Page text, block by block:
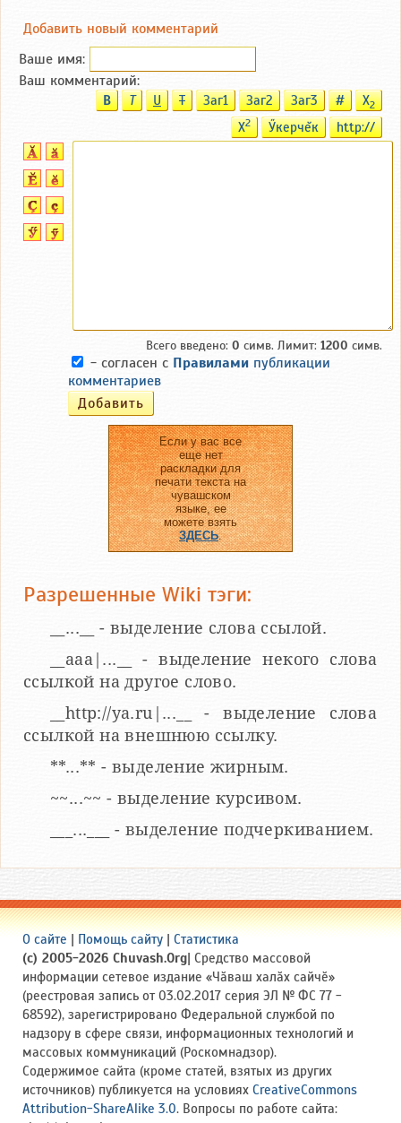
Добавить новый комментарий
Ваше имя:
Ваш комментарий:
B T U T Заг1 Заг2 Заг3 # X2
X2 Ӳкерчĕк http://
Всего введено: 0 симв. Лимит: 1200 симв.
- согласен с Правилами публикации
комментариев
Если у вас все
еще нет
раскладки для
печати текста на
чувашском
языке, ее
можете взять
ЗДЕСЬ.
Разрешенные Wiki тэги:
__...__ - выделение слова ссылой.
__aaa|...__ - выделение некого слова
ссылкой на другое слово.
__http://ya.ru|...__ - выделение слова
ссылкой на внешнюю ссылку.
**...** - выделение жирным.
~~...~~ - выделение курсивом.
___...___ - выделение подчеркиванием.
О сайте | Помощь сайту | Статистика
(c) 2005-2026 Chuvash.Org| Средство массовой
информации сетевое издание «Чӑваш халӑх сайчӗ»
(реестровая запись от 03.02.2017 серия ЭЛ № ФС 77 -
68592), зарегистрировано Федеральной службой по
надзору в сфере связи, информационных технологий и
массовых коммуникаций (Роскомнадзор).
Содержимое сайта (кроме статей, взятых из других
источников) публикуется на условиях CreativeCommons
Attribution-ShareAlike 3.0. Вопросы по работе сайта: